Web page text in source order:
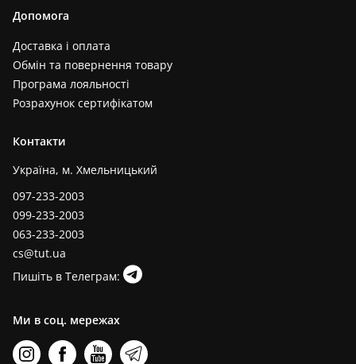
Допомога
Доставка і оплата
Обмін та повернення товару
Програма лояльності
Розрахунок сертифікатом
Контакти
Україна, м. Хмельницький
097-233-2003
099-233-2003
063-233-2003
cs@tut.ua
Пишіть в Телеграм:
Ми в соц. мережах